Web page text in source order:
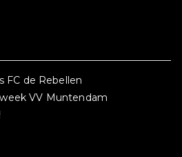
FC de Rebellen
VV Muntendam